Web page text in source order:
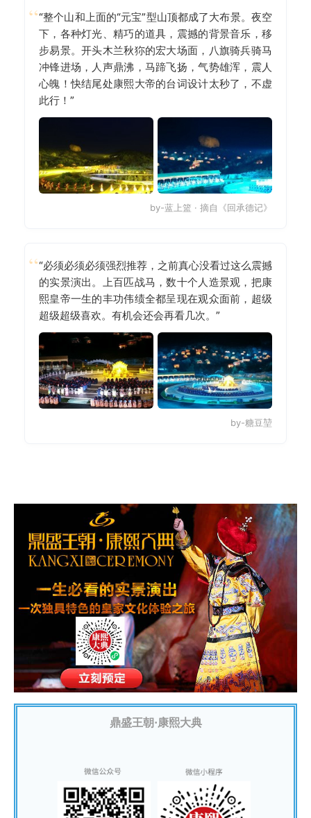
“整个山和上面的“元宝”型山顶都成了大布景。夜空
下，各种灯光、精巧的道具，震撼的背景音乐，移
步易景。开头木兰秋狝的宏大场面，八旗骑兵骑马
冲锋进场，人声鼎沸，马蹄飞扬，气势雄浑，震人
心魄！快结尾处康熙大帝的台词设计太秒了，不虚
此行！”
by-蓝上篮 · 摘自《回承德记》
“必须必须必须强烈推荐，之前真心没看过这么震撼
的实景演出。上百匹战马，数十个人造景观，把康
熙皇帝一生的丰功伟绩全都呈现在观众面前，超级
超级超级喜欢。有机会还会再看几次。”
by-糖豆堃
鼎盛王朝·康熙大典